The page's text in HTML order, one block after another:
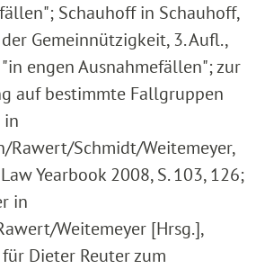
Schauhoff in Schauhoff,
Gemeinnützigkeit, 3. Aufl.,
"in engen Ausnahmefällen"; zur
auf bestimmte Fallgruppen
in
Rawert/Schmidt/Weitemeyer,
Yearbook 2008, S. 103, 126;
in
Weitemeyer [Hrsg.],
Dieter Reuter zum